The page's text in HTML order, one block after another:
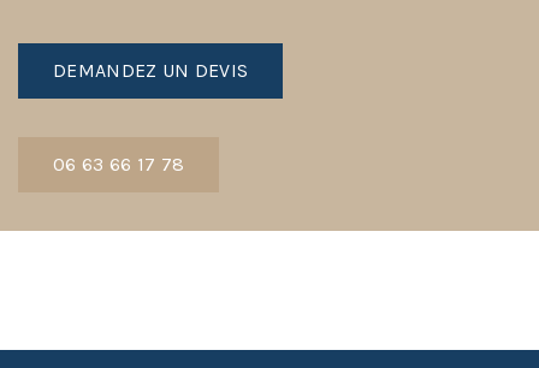
DEMANDEZ UN DEVIS
06 63 66 17 78